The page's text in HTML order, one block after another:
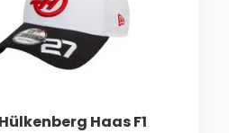
Haas F1